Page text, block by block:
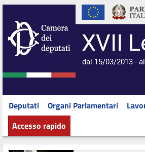
XVII
dal 15/03/2013 -
Deputati Organi Parlamentari
Accesso rapido